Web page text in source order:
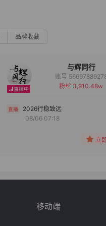
品牌收藏
与辉同行
备注
账号
粉丝 3,910.48w
2026行稳致远
08/06 07:18
立
移动端